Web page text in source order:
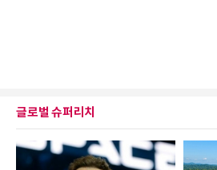
글로벌 슈퍼리치